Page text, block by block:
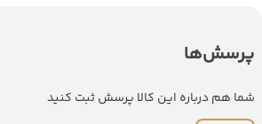
پرسش‌ها
شما هم درباره این کالا پرسش ثبت کنید